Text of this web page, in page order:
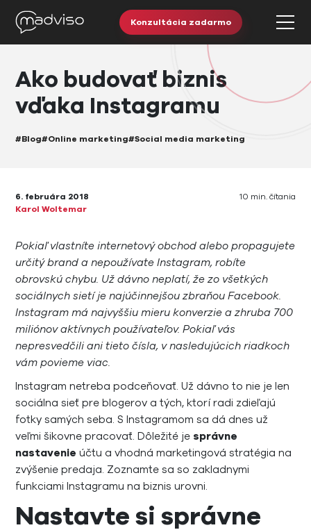
Konzultácia zadarmo
Ako budovať biznis
vďaka Instagramu
#Blog#Online marketing#Social media marketing
6. februára 2018
Karol Woltemar
10 min. čítania
Pokiaľ vlastníte internetový obchod alebo propagujete
určitý brand a nepoužívate Instagram, robíte
obrovskú chybu. Už dávno neplatí, že zo všetkých
sociálnych sietí je najúčinnejšou zbraňou Facebook.
Instagram má najvyššiu mieru konverzie a zhruba 700
miliónov aktívnych používateľov. Pokiaľ vás
nepresvedčili ani tieto čísla, v nasledujúcich riadkoch
vám povieme viac.
Instagram netreba podceňovať. Už dávno to nie je len
sociálna sieť pre blogerov a tých, ktorí radi zdieľajú
fotky samých seba. S Instagramom sa dá dnes už
veľmi šikovne pracovať. Dôležité je správne
nastavenie účtu a vhodná marketingová stratégia na
zvýšenie predaja. Zoznamte sa so zakladnymi
funkciami Instagramu na biznis urovni.
Nastavte si správne